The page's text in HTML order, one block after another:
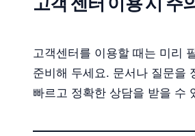
고객센터를 이용할 때는 미리
준비해 두세요. 문서나 질문을
빠르고 정확한 상담을 받을 수